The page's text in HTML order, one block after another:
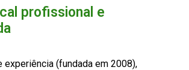
profissional e
experiência (fundada em 2008),